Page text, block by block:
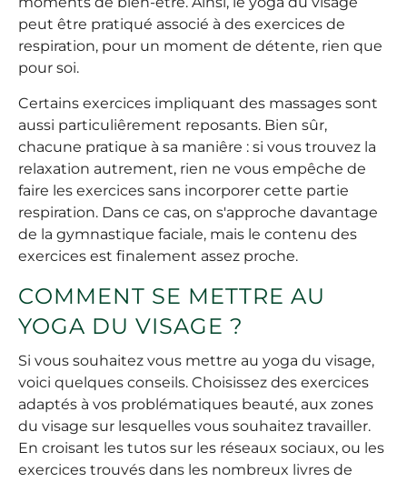
peut être pratiqué associé à des exercices de
respiration, pour un moment de détente, rien que
pour soi.
Certains exercices impliquant des massages sont
aussi particuliêrement reposants. Bien sûr,
chacune pratique à sa maniêre : si vous trouvez la
relaxation autrement, rien ne vous empêche de
faire les exercices sans incorporer cette partie
respiration. Dans ce cas, on s'approche davantage
de la gymnastique faciale, mais le contenu des
exercices est finalement assez proche.
COMMENT SE METTRE AU
YOGA DU VISAGE ?
Si vous souhaitez vous mettre au yoga du visage,
voici quelques conseils. Choisissez des exercices
adaptés à vos problématiques beauté, aux zones
du visage sur lesquelles vous souhaitez travailler.
En croisant les tutos sur les réseaux sociaux, ou les
exercices trouvés dans les nombreux livres de